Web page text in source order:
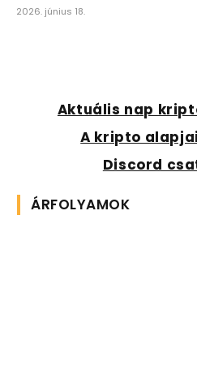
2026. június 18.
Aktuális nap
A kripto
Discord
ÁRFOLYAMOK